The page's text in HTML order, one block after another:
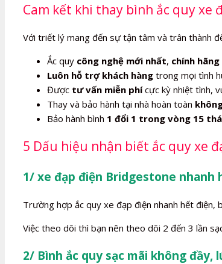
Cam kết khi thay bình ắc quy xe
Với triết lý mang đến sự tận tâm và trân thành
Ắc quy công nghệ mới nhất, chính hãng
Luôn hỗ trợ khách hàng trong mọi tình
Được tư vấn miễn phícực kỳ nhiệt tình,
Thay và bảo hành tại nhà hoàn toàn
Bảo hành bình 1 đổi 1 trong vòng 15
5 Dấu hiệu nhận biết ắc quy xe
1/ xe đạp điện Bridgestone nhanh
Trường hợp ắc quy xe đạp điện nhanh hết
Việc theo dõi thì bạn nên theo dõi 2 đến 3 lần
2/ Bình ắc quy sạc mãi không đầy,